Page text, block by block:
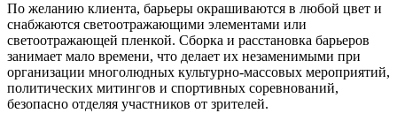
По желанию клиента, барьеры окрашиваются в любой цвет и
снабжаются светоотражающими элементами или
светоотражающей пленкой. Сборка и расстановка барьеров
занимает мало времени, что делает их незаменимыми при
организации многолюдных культурно-массовых мероприятий,
политических митингов и спортивных соревнований,
безопасно отделяя участников от зрителей.